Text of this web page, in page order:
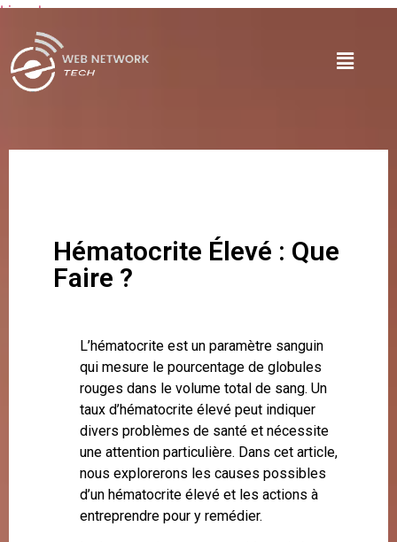
Lire plus
Hématocrite Élevé : Que
Faire ?
L’hématocrite est un paramètre sanguin
qui mesure le pourcentage de globules
rouges dans le volume total de sang. Un
taux d’hématocrite élevé peut indiquer
divers problèmes de santé et nécessite
une attention particulière. Dans cet article,
nous explorerons les causes possibles
d’un hématocrite élevé et les actions à
entreprendre pour y remédier.